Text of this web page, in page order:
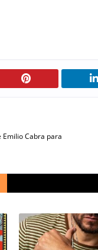
Emilio Cabra para